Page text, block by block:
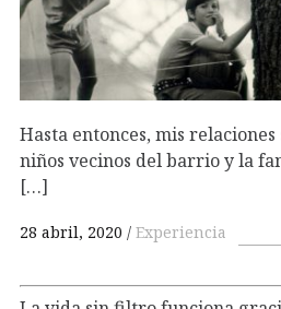
Hasta entonces, mis
niños vecinos del barrio y la
[…]
28 abril, 2020 Experiencia